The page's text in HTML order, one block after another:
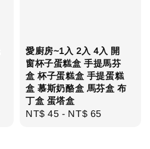
愛廚房~1入 2入 4入 開
窗杯子蛋糕盒 手提馬芬
盒 杯子蛋糕盒 手提蛋糕
盒 慕斯奶酪盒 馬芬盒 布
丁盒 蛋塔盒
Regular
NT$ 45 - NT$ 65